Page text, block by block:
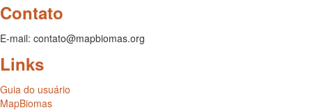
Contato
E-mail: contato@mapbiomas.org
Links
Guia do usuário
MapBiomas